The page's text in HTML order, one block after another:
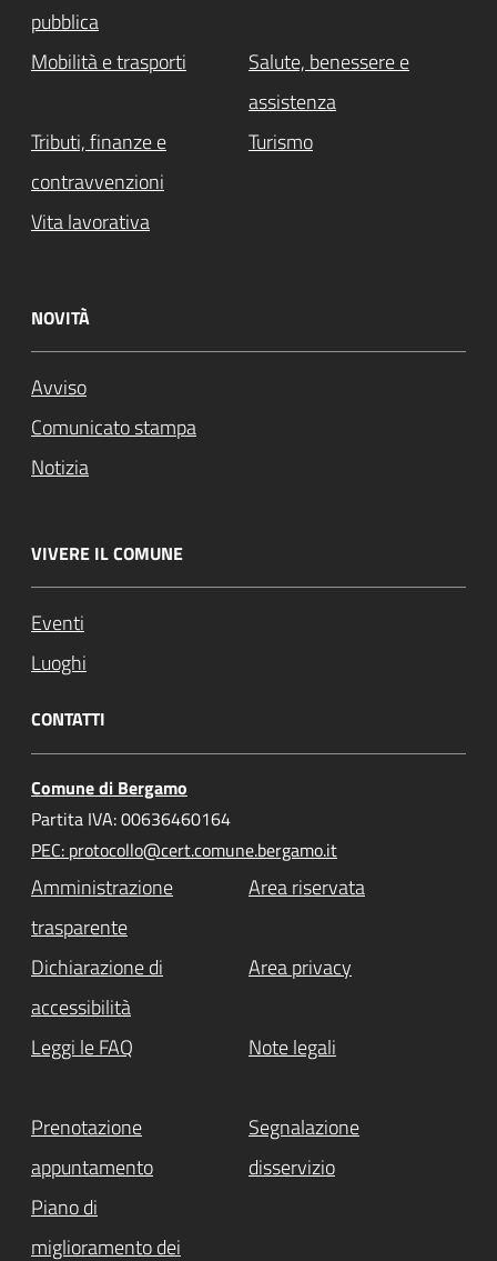
pubblica
Mobilità e trasporti
Salute, benessere e
assistenza
Tributi, finanze e
contravvenzioni
Turismo
Vita lavorativa
NOVITÀ
Avviso
Comunicato stampa
Notizia
VIVERE IL COMUNE
Eventi
Luoghi
CONTATTI
Comune di Bergamo
Partita IVA: 00636460164
PEC: protocollo@cert.comune.bergamo.it
Amministrazione
trasparente
Area riservata
Dichiarazione di
accessibilità
Area privacy
Leggi le FAQ Note legali
Prenotazione
appuntamento
Segnalazione
disservizio
Piano di
miglioramento dei